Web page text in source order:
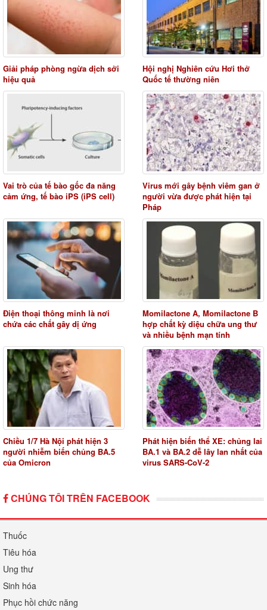
Giải pháp phòng ngừa dịch sởi
hiệu quả
Hội nghị Nghiên cứu Hơi thở
Quốc tế thường niên
Vai trò của tế bào gốc đa năng
cảm ứng, tế bào iPS (iPS cell)
Virus mới gây bệnh viêm gan ở
người vừa được phát hiện tại
Pháp
Điện thoại thông minh là nơi
chứa các chất gây dị ứng
Momilactone A, Momilactone B
hợp chất kỳ diệu chữa ung thư
và nhiều bệnh mạn tính
Chiều 1/7 Hà Nội phát hiện 3
người nhiễm biến chủng BA.5
của Omicron
Phát hiện biến thể XE: chủng lai
BA.1 và BA.2 dễ lây lan nhất của
virus SARS-CoV-2
CHÚNG TÔI TRÊN FACEBOOK
Thuốc
Tiêu hóa
Ung thư
Sinh hóa
Phục hồi chức năng